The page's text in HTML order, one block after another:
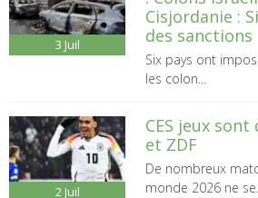
3 Juil
Cisjordanie :
des sanctions
Six pays ont
les colon...
2 Juil
CES jeux sont
et ZDF
De nombreux
monde 2026 ne se...